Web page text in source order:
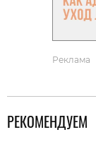
Реклама
РЕКОМЕНДУЕМ